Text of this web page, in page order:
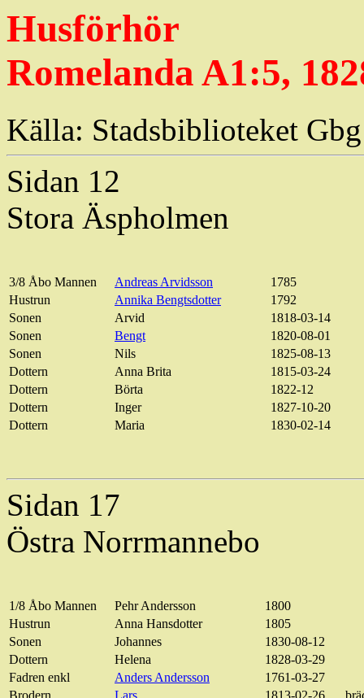
Husförhör
Romelanda A1:5,
Källa: Stadsbiblioteket Gbg
Sidan 12
Stora Äspholmen
3/8 Åbo Mannen Andreas Arvidsson
1785
Hustrun
Annika Bengtsdotter
1792
Sonen
Arvid
1818-03-14
Sonen
Bengt
1820-08-01
Sonen
Nils
1825-08-13
Dottern
Anna Brita
1815-03-24
Dottern
Börta
1822-12
Dottern
Inger
1827-10-20
Dottern
Maria 1830-02-14
Sidan 17
Östra Norrmannebo
1/8 Åbo Mannen Pehr Andersson
1800
Hustrun
Anna Hansdotter
1805
Sonen
Johannes
1830-08-12
Dottern
Helena
1828-03-29
Fadren enkl Anders Andersson
1761-03-27